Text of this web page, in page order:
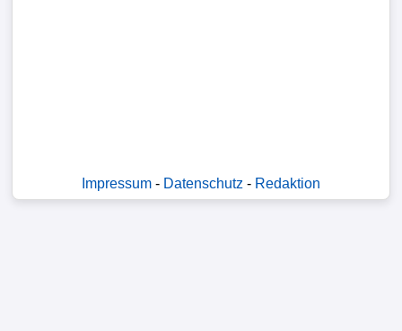
Impressum- Datenschutz - Redaktion